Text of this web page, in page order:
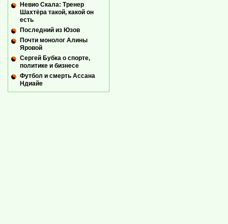
Невио Скала: Тренер
Шахтёра такой, какой он
есть
Последний из Юзов
Почти монолог Алины
Яровой
Сергей Бубка о спорте,
политике и бизнесе
Футбол и смерть Ассана
Ндиайе